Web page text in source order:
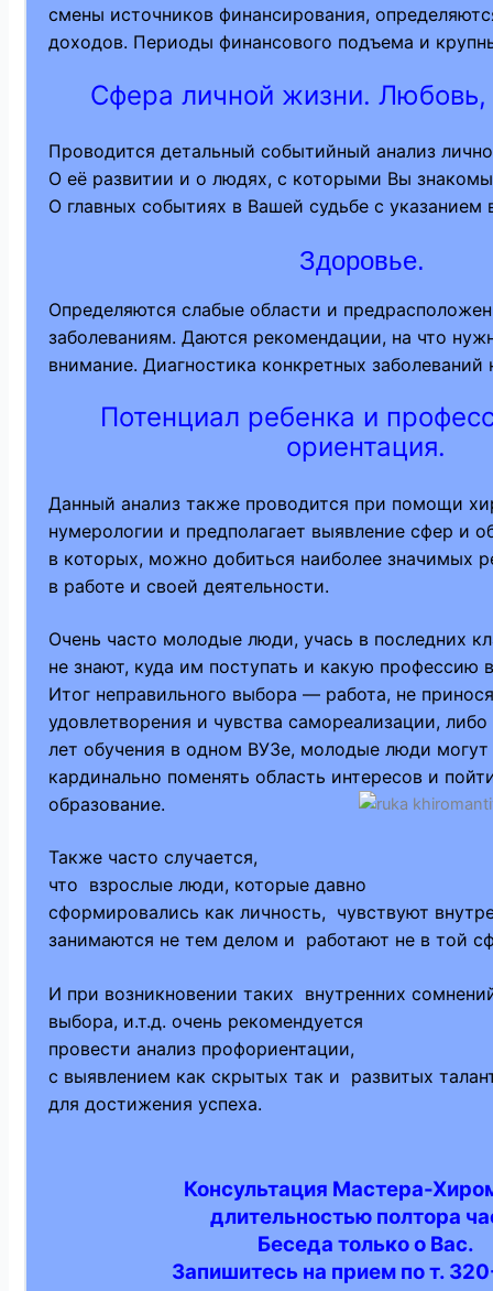
смены источников финансирования,
доходов. Периоды финансового подъема и
Сфера личной жизни. Любовь,
Проводится детальный событийный анализ
О её развитии и о людях, с которыми Вы
О главных событиях в Вашей судьбе с указанием
Здоровье.
Определяются слабые области и
заболеваниям. Даются рекомендации, на что
внимание. Диагностика конкретных заболеваний
Потенциал ребенка и
ориентация.
Данный анализ также проводится при помощи
нумерологии и предполагает выявление сфер и
в которых, можно добиться наиболее значимых
в работе и своей деятельности.
Очень часто молодые люди, учась в последних
не знают, куда им поступать и какую профессию
Итог неправильного выбора — работа, не
удовлетворения и чувства самореализации,
лет обучения в одном ВУЗе, молодые люди могут
кардинально поменять область интересов и
образование.
Также часто случается,
что взрослые люди, которые давно
сформировались какличность, чувствуют
занимаются не тем делом и работают не в той
И при возникновениитаких внутренних
выбора, и.т.д.очень рекомендуется
провести анализ профориентации,
с выявлением какскрытых так и развитых
для достижения успеха.
Консультация Мастера-
длительностью полтора
Беседа только о Вас.
Запишитесь на прием по т.